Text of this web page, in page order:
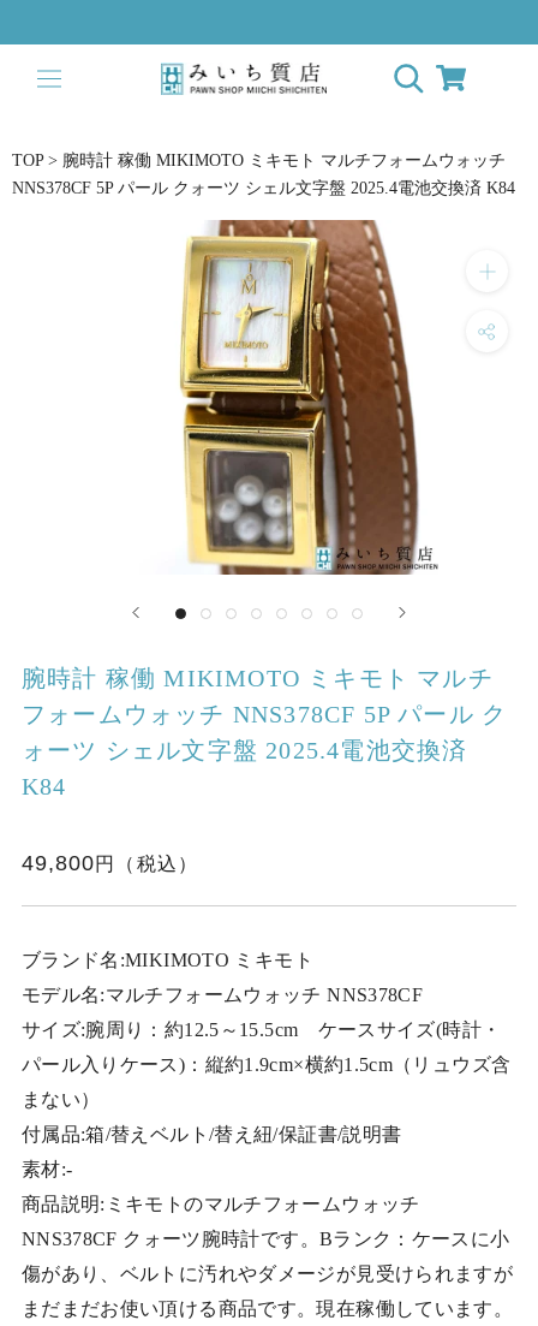
キ
て
コ
TOP > 腕時計 稼働 MIKIMOTO ミキモト マルチフォームウォッチ
NNS378CF 5P パール クォーツ シェル文字盤 2025.4電池交換済 K84
腕時計 稼働 MIKIMOTO ミキモト マルチ
フォームウォッチ NNS378CF 5P パール ク
ォーツ シェル文字盤 2025.4電池交換済
K84
49,800
ブランド名:MIKIMOTO ミキモト
モデル名:マルチフォームウォッチ NNS378CF
サイズ:腕周り：約12.5～15.5cm ケースサイズ(時計・
パール入りケース)：縦約1.9cm×横約1.5cm（リュウズ含
まない）
付属品:箱/替えベルト/替え紐/保証書/説明書
素材:-
商品説明:ミキモトのマルチフォームウォッチ
NNS378CF クォーツ腕時計です。Bランク：ケースに小
傷があり、ベルトに汚れやダメージが見受けられますが
まだまだお使い頂ける商品です。現在稼働しています。